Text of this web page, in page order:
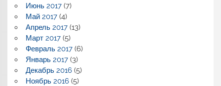
Июнь 2017(7)
Май 2017(4)
Апрель 2017(13)
Март 2017(5)
Февраль 2017(6)
Январь 2017(3)
Декабрь 2016(5)
Ноябрь 2016(5)